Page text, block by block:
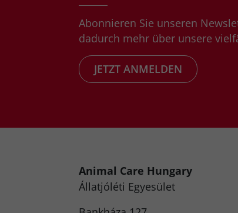
Abonnieren Sie unseren
dadurch mehr über unsere
JETZT ANMELDEN
Animal Care Hungary
Állatjóléti Egyesület